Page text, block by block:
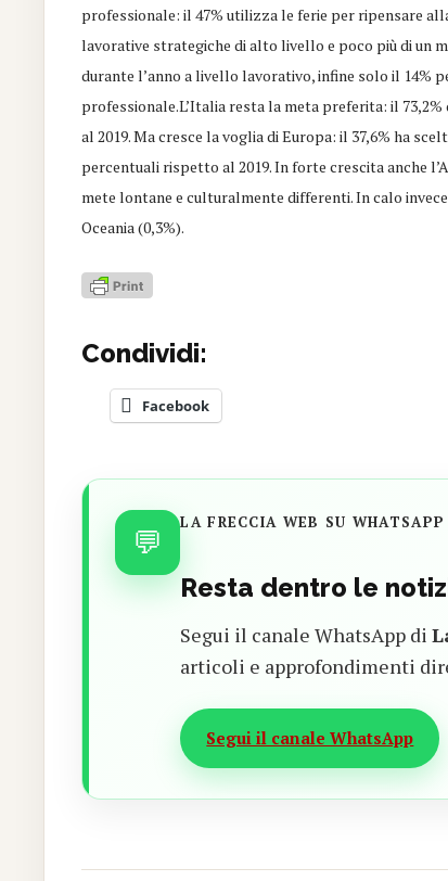
professionale: il 47% utilizza le ferie per ripensare
lavorative strategiche di alto livello e poco più di un
durante l’anno a livello lavorativo, infine solo il 14%
professionale.L’Italia resta la meta preferita: il
al 2019. Ma cresce la voglia di Europa: il 37,6% ha
percentuali rispetto al 2019. In forte crescita anche
mete lontane e culturalmente differenti. In calo
Oceania (0,3%).
Condividi:
Facebook
💬 LA FRECCIA WEB SU WHATSAPP
Resta dentro le
Segui il canale WhatsApp di
articoli e approfondimenti
Segui il canale WhatsApp